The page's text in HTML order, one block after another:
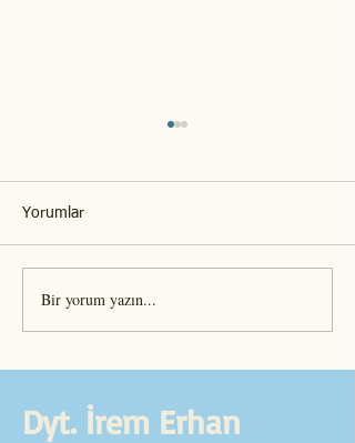
Yorumlar
Bir yorum yazın...
Dyt. İrem Erhan